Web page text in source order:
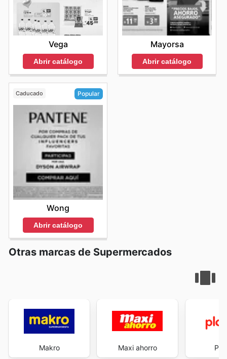
es clave para optimizar el presupuesto familiar y
disfrutar de los beneficios que Metro ofrece de forma
continua.
Visita Metro's website today to explore the best deals
and start saving now.
Vega
Abrir catálogo
Mayorsa
Abrir catálogo
Caducado Popular
Wong
Abrir catálogo
Otras marcas de Supermercados
Makro Maxi ahorro